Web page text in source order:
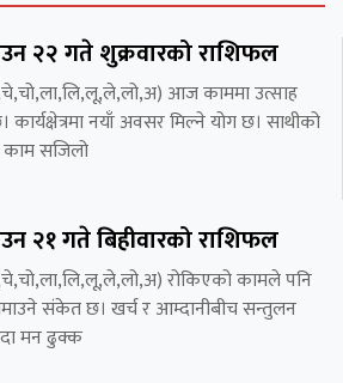
२२ गते शुक्रवारको राशिफल
आज काममा उत्साह
नयाँ अवसर मिल्ने योग छ। साथीको
सजिलो
२१ गते बिहीवारको राशिफल
रोकिएको कामले पनि
संकेत छ। खर्च र आम्दानीबीच सन्तुलन
मन ढुक्क